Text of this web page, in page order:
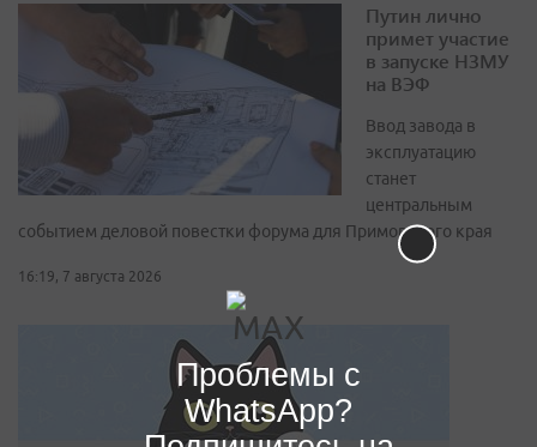
Путин лично
примет участие
в запуске НЗМУ
на ВЭФ
Ввод завода в
эксплуатацию
станет
центральным
событием деловой повестки форума для Приморского края
16:19, 7 августа 2026
Проблемы с
WhatsApp?